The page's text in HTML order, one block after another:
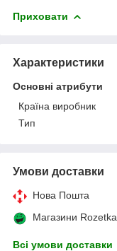
Приховати
Характеристики
Основні атрибути
Країна виробник
Тип
Умови доставки
Нова Пошта
Магазини Rozetka
Всі умови доставки